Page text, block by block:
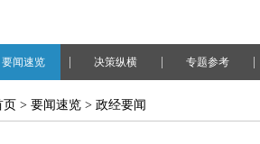
要闻速览 决策纵横 专题参考
页 > 要闻速览 > 政经要闻